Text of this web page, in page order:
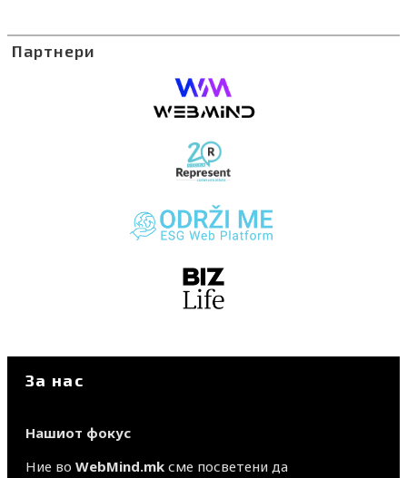
Партнери
За нас
Нашиот фокус
Ние во WebMind.mk сме посветени да